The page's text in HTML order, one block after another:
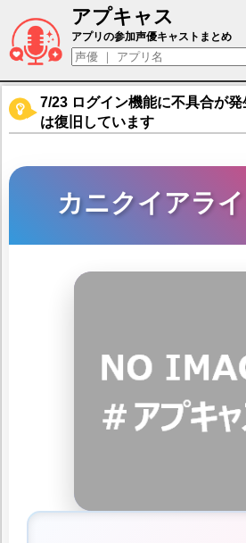
アプキャス
カニクイアライグマ（
アプリの参加声優キャストまとめ
7/23 ログイン機能に不具合が
は復旧しています
カニクイアラ